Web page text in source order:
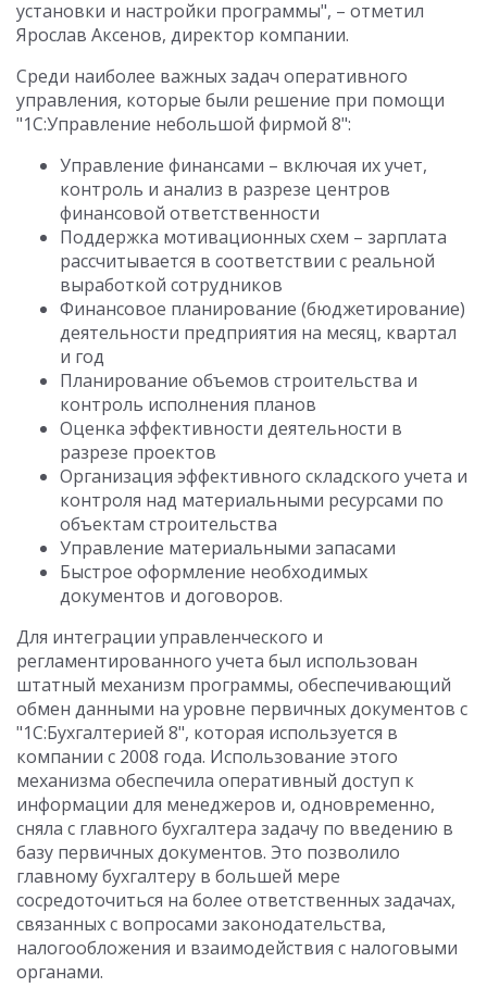
установки и настройки программы", – отметил
Ярослав Аксенов, директор компании.
Среди наиболее важных задач оперативного
управления, которые были решение при помощи
"1С:Управление небольшой фирмой 8":
Управление финансами – включая их учет,
контроль и анализ в разрезе центров
финансовой ответственности
Поддержка мотивационных схем – зарплата
рассчитывается в соответствии с реальной
выработкой сотрудников
Финансовое планирование (бюджетирование)
деятельности предприятия на месяц, квартал
и год
Планирование объемов строительства и
контроль исполнения планов
Оценка эффективности деятельности в
разрезе проектов
Организация эффективного складского учета и
контроля над материальными ресурсами по
объектам строительства
Управление материальными запасами
Быстрое оформление необходимых
документов и договоров.
Для интеграции управленческого и
регламентированного учета был использован
штатный механизм программы, обеспечивающий
обмен данными на уровне первичных документов с
"1С:Бухгалтерией 8", которая используется в
компании с 2008 года. Использование этого
механизма обеспечила оперативный доступ к
информации для менеджеров и, одновременно,
сняла с главного бухгалтера задачу по введению в
базу первичных документов. Это позволило
главному бухгалтеру в большей мере
сосредоточиться на более ответственных задачах,
связанных с вопросами законодательства,
налогообложения и взаимодействия с налоговыми
органами.